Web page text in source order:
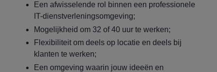
Een afwisselende rol binnen een professionele
IT-dienstverleningsomgeving;
Mogelijkheid om 32 of 40 uur te werken;
Flexibiliteit om deels op locatie en deels bij
klanten te werken;
Een omgeving waarin jouw ideeën en